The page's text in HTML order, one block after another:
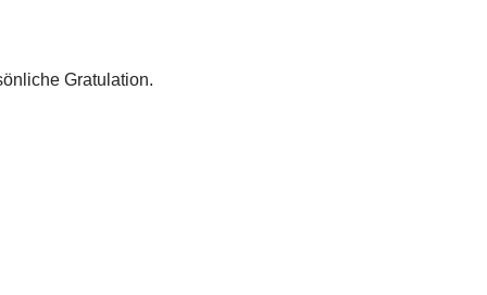
Gratulation.